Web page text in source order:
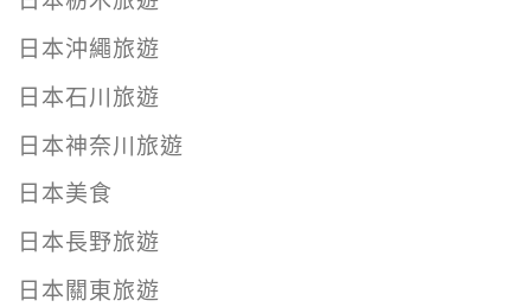
日本沖繩旅遊
日本石川旅遊
日本神奈川旅遊
日本美食
日本長野旅遊
日本關東旅遊